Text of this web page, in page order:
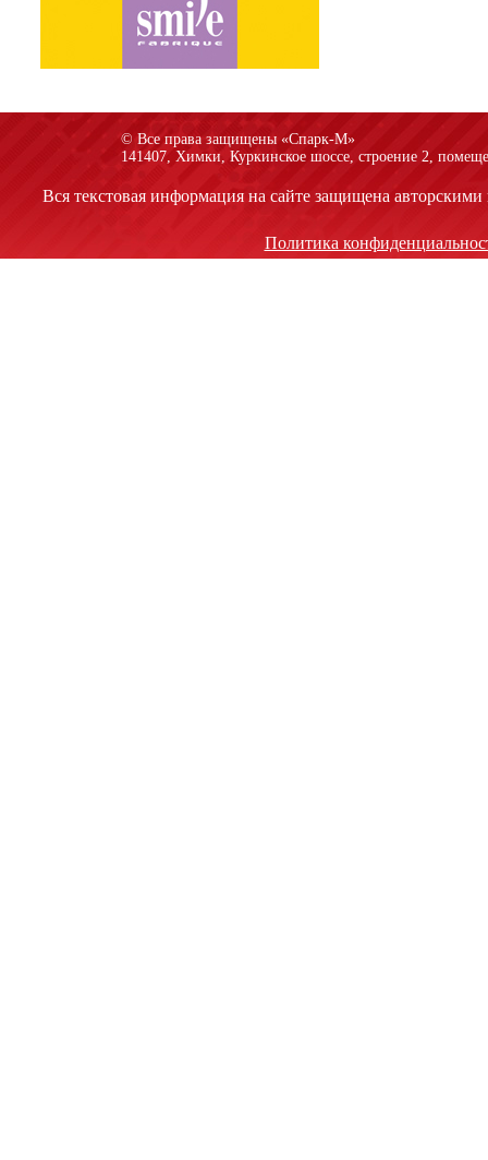
© Все права защищены «Спарк-M»
141407, Химки, Куркинское шоссе, строение 2,
Вся текстовая информация на сайте защищена
Политика